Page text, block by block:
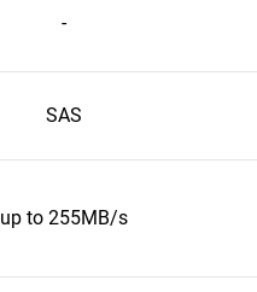
-
SAS
up to 255MB/s